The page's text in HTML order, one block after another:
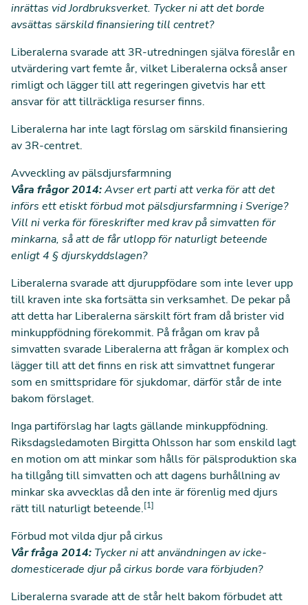
inrättas vid Jordbruksverket. Tycker ni att det borde
avsättas särskild finansiering till centret?
Liberalerna svarade att 3R-utredningen själva föreslår en
utvärdering vart femte år, vilket Liberalerna också anser
rimligt och lägger till att regeringen givetvis har ett
ansvar för att tillräckliga resurser finns.
Liberalerna har inte lagt förslag om särskild finansiering
av 3R-centret.
Avveckling av pälsdjursfarmning
Våra frågor 2014:Avser ert parti att verka för att det
införs ett etiskt förbud mot pälsdjursfarmning i Sverige?
Vill ni verka för föreskrifter med krav på simvatten för
minkarna, så att de får utlopp för naturligt beteende
enligt 4 § djurskyddslagen?
Liberalerna svarade att djuruppfödare som inte lever upp
till kraven inte ska fortsätta sin verksamhet. De pekar på
att detta har Liberalerna särskilt fört fram då brister vid
minkuppfödning förekommit. På frågan om krav på
simvatten svarade Liberalerna att frågan är komplex och
lägger till att det finns en risk att simvattnet fungerar
som en smittspridare för sjukdomar, därför står de inte
bakom förslaget.
Inga partiförslag har lagts gällande minkuppfödning.
Riksdagsledamoten Birgitta Ohlsson har som enskild lagt
en motion om att minkar som hålls för pälsproduktion ska
ha tillgång till simvatten och att dagens burhållning av
minkar ska avvecklas då den inte är förenlig med djurs
rätt till naturligt beteende.[1]
Förbud mot vilda djur på cirkus
Vår fråga 2014: Tycker ni att användningen av icke-
domesticerade djur på cirkus borde vara förbjuden?
Liberalerna svarade att de står helt bakom förbudet att